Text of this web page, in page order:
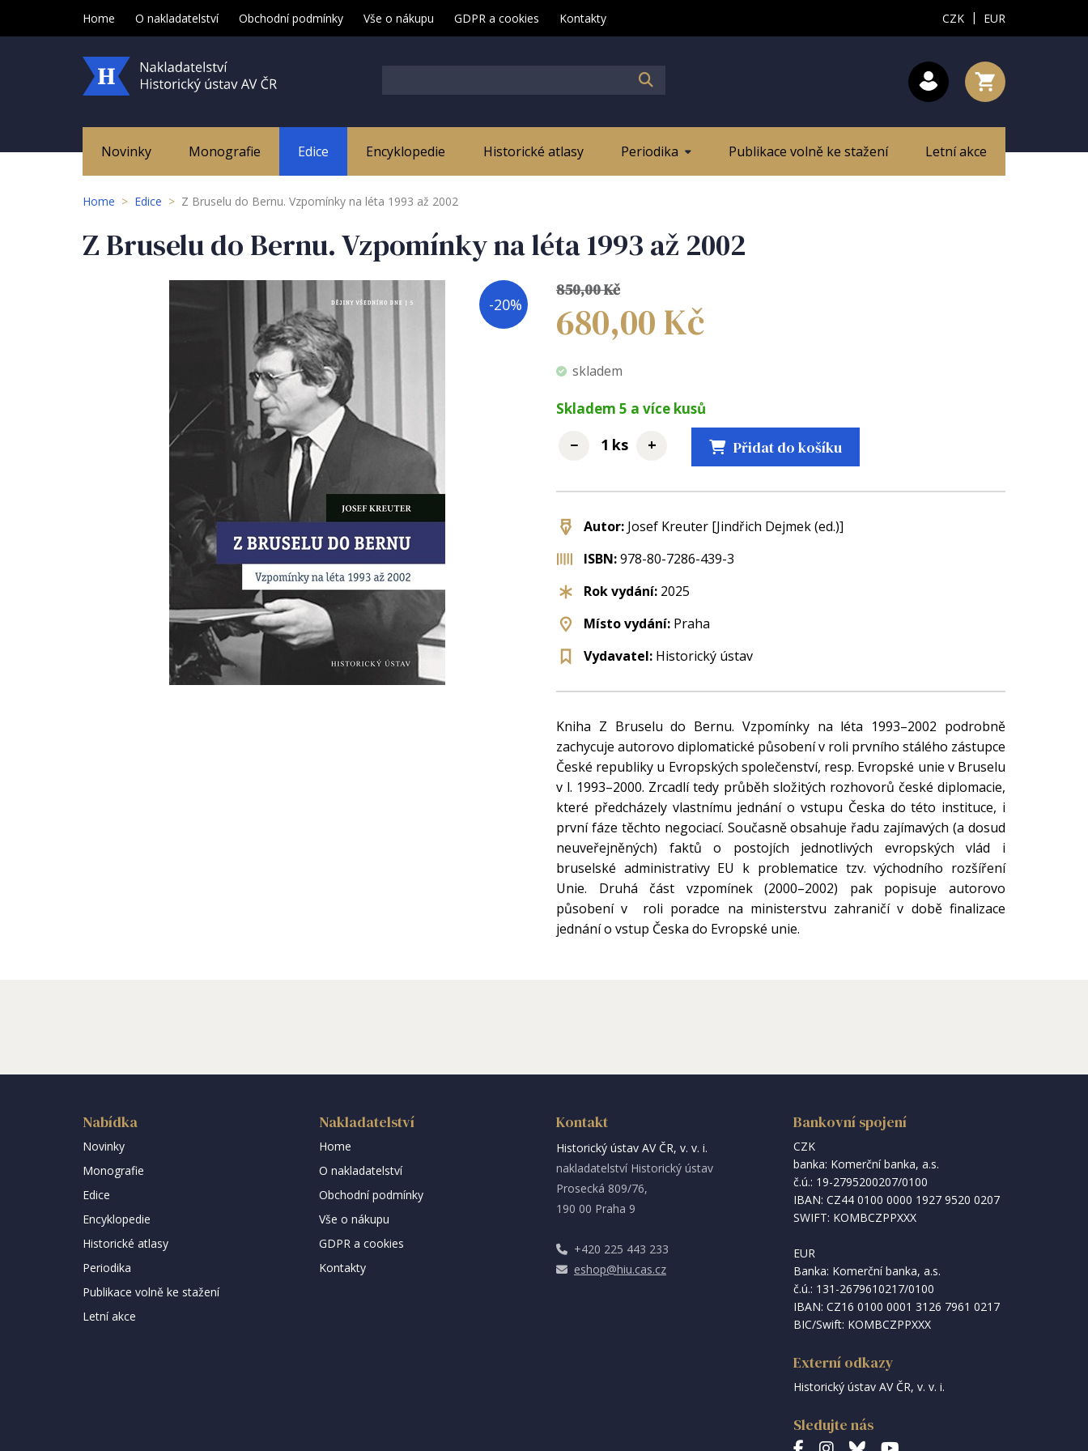
Home O nakladatelství Obchodní podmínky Vše o nákupu GDPR a cookies Kontakty CZK | EUR
Novinky Monografie Edice Encyklopedie Historické atlasy Periodika Publikace volně ke stažení Letní akce
Home > Edice > Z Bruselu do Bernu. Vzpomínky na léta 1993 až 2002
Z Bruselu do Bernu. Vzpomínky na léta 1993 až 2002
-20%
850,00Kč
680,00Kč
skladem
Skladem 5 a více kusů
− ks + Přidat do košíku
Autor: Josef Kreuter [Jindřich Dejmek (ed.)]
ISBN:978-80-7286-439-3
Rok vydání: 2025
Místo vydání: Praha
Vydavatel: Historický ústav
Kniha Z Bruselu do Bernu. Vzpomínky na léta 1993–2002 podrobně
zachycuje autorovo diplomatické působení v roli prvního stálého zástupce
České republiky u Evropských společenství, resp. Evropské unie v Bruselu
v l. 1993–2000. Zrcadlí tedy průběh složitých rozhovorů české diplomacie,
které předcházely vlastnímu jednání o vstupu Česka do této instituce, i
první fáze těchto negociací. Současně obsahuje řadu zajímavých (a dosud
neuveřejněných) faktů o postojích jednotlivých evropských vlád i
bruselské administrativy EU k problematice tzv. východního rozšíření
Unie. Druhá část vzpomínek (2000–2002) pak popisuje autorovo
působení v roli poradce na ministerstvu zahraničí v době finalizace
jednání o vstup Česka do Evropské unie.
Nabídka
Novinky
Monografie
Edice
Encyklopedie
Historické atlasy
Periodika
Publikace volně ke stažení
Letní akce
Nakladatelství
Home
O nakladatelství
Obchodní podmínky
Vše o nákupu
GDPR a cookies
Kontakty
Kontakt
Historický ústav AV ČR, v. v. i.
nakladatelství Historický ústav
Prosecká 809/76,
190 00 Praha 9
+420 225 443 233
eshop@hiu.cas.cz
Bankovní spojení
CZK
banka: Komerční banka, a.s.
č.ú.: 19-2795200207/0100
IBAN: CZ44 0100 0000 1927 9520 0207
SWIFT: KOMBCZPPXXX
EUR
Banka: Komerční banka, a.s.
č.ú.: 131-2679610217/0100
IBAN: CZ16 0100 0001 3126 7961 0217
BIC/Swift: KOMBCZPPXXX
Externí odkazy
Historický ústav AV ČR, v. v. i.
Sledujte nás